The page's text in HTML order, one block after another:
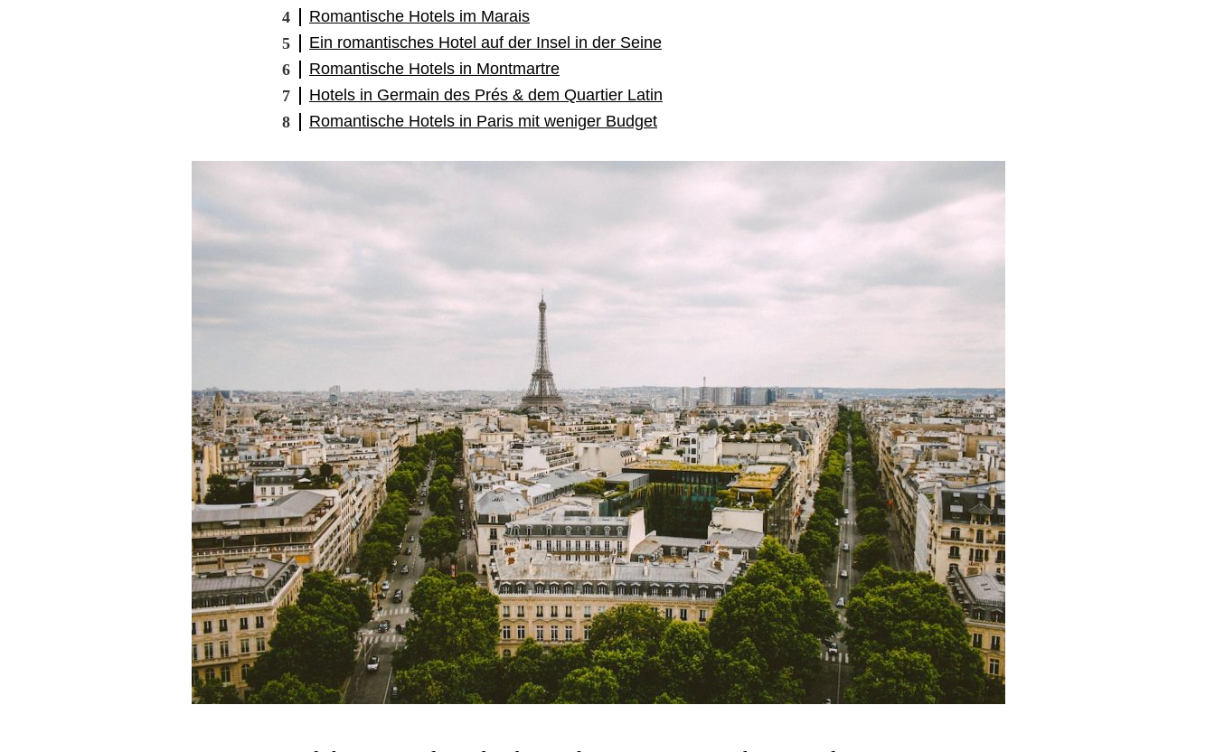
Romantische Hotels im Marais
Ein romantisches Hotel auf der Insel in der Seine
Romantische Hotels in Montmartre
Hotels in Germain des Prés & dem Quartier Latin
Romantische Hotels in Paris mit weniger Budget